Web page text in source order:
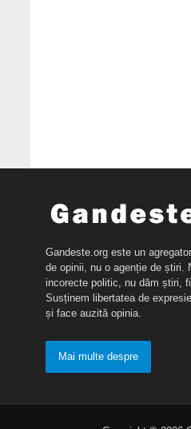
Gandeste.org este un
de opinii, nu o agenție de știri.
incorecte politic, nu dăm știri,
Susținem libertatea de
și face auzită opinia.
Mai multe despre